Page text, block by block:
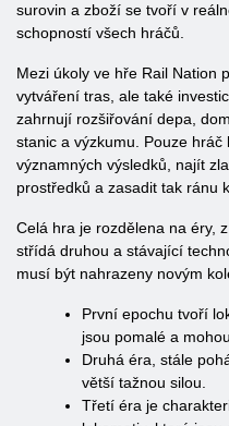
surovin a zboží se tvoří v
schopností všech hráčů.
Mezi úkoly ve hře Rail Nation
vytváření tras, ale také
zahrnují rozšiřování depa,
stanic a výzkumu. Pouze
významných výsledků, najít
prostředků a zasadit tak ránu
Celá hra je rozdělena na éry,
střídá druhou a stávající
musí být nahrazeny novým
První epochu tvoří
jsou pomalé a
Druhá éra, stále
větší tažnou silou.
Třetí éra je